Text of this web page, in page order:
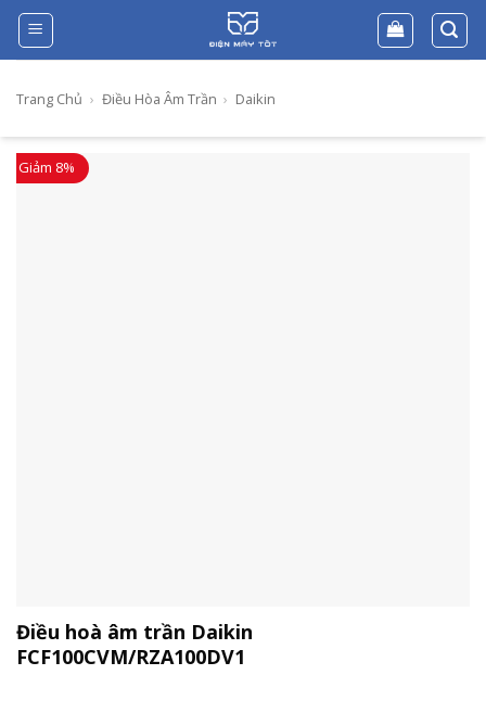
Skip
content
Trang Chủ › Điều Hòa Âm Trần › Daikin
Giảm 8%
Điều hoà âm trần Daikin
FCF100CVM/RZA100DV1